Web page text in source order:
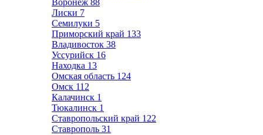
Воронеж 88
Лиски 7
Семилуки 5
Приморский край 133
Владивосток 38
Уссурийск 16
Находка 13
Омская область 124
Омск 112
Калачинск 1
Тюкалинск 1
Ставропольский край 122
Ставрополь 31